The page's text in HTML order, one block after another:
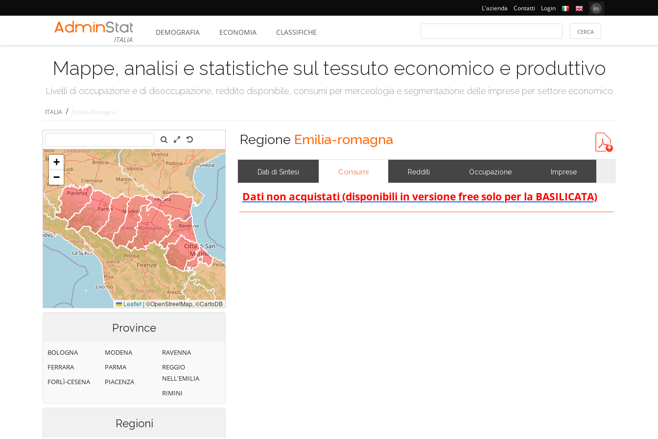
L'azienda Contatti Login
ITALIA
DEMOGRAFIA ECONOMIA CLASSIFICHE
Mappe, analisi e statistiche sul tessuto economico e produttivo
Livelli di occupazione e di disoccupazione, reddito disponibile, consumi per merceologia e segmentazione delle imprese per settore economico
ITALIA / Emilia-Romagna
Province
BOLOGNA
FERRARA
FORLÌ-CESENA
MODENA
PARMA
PIACENZA
RAVENNA
REGGIO
NELL'EMILIA
RIMINI
Regioni
Regione Emilia-romagna
Dati di Sintesi Consumi Redditi Occupazione Imprese
Dati non acquistati (disponibili in versione free solo per la BASILICATA)